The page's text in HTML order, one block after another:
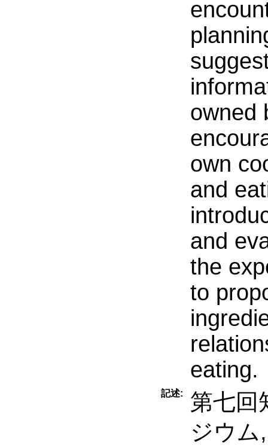
owned
own
and
and
the
to
eating.
記述:
第七回
ジウム